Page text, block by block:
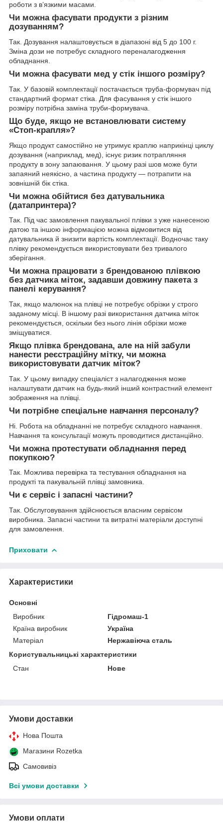
роботи з в’язкими масами.
Чи можна фасувати продукти з різним
дозуванням?
Так. Дозування налаштовується в діапазоні від 5 до 100 г.
Зміна дози не потребує складного переналагодження
обладнання.
Чи можна фасувати мед у стік іншого розміру?
Так. У базовій комплектації постачається труба-формувач під
стандартний формат стіка. Для фасування у стік іншого
розміру потрібна заміна труби-формувача.
Що буде, якщо не встановлювати систему
«Стоп-крапля»?
Якщо продукт самостійно не утримує краплю наприкінці циклу
дозування (наприклад, мед), існує ризик потрапляння
продукту в зону запаювання. У цьому разі шов може бути
запаяний неякісно, а частина продукту — потрапити на
зовнішній бік стіка.
Чи можна обійтися без датувальника
(датапринтера)?
Так. Під час замовлення пакувальної плівки з уже нанесеною
датою та іншою інформацією можна відмовитися від
датувальника й знизити вартість комплектації. Водночас таку
плівку рекомендується використовувати без тривалого
зберігання.
Чи можна працювати з брендованою плівкою
без датчика міток, задавши довжину пакета з
панелі керування?
Так, якщо малюнок на плівці не потребує обрізки у строго
заданому місці. В іншому разі використання датчика міток
рекомендується, оскільки без нього лінія обрізки може
зміщуватися.
Якщо плівка брендована, але на ній забули
нанести реєстраційну мітку, чи можна
використовувати датчик міток?
Так. У цьому випадку спеціаліст з налагодження може
налаштувати датчик на будь-який інший контрастний елемент
зображення на плівці.
Чи потрібне спеціальне навчання персоналу?
Ні. Робота на обладнанні не потребує складного навчання.
Навчання та консультації можуть проводитися дистанційно.
Чи можна протестувати обладнання перед
покупкою?
Так. Можлива перевірка та тестування обладнання на
продукті та пакувальній плівці замовника.
Чи є сервіс і запасні частини?
Так. Обслуговування здійснюється власним сервісом
виробника. Запасні частини та витратні матеріали доступні
для замовлення.
Приховати
Характеристики
Основні
Виробник
Гідромаш-1
Країна виробник
Україна
Матеріал
Нержавіюча сталь
Користувальницькі характеристики
Стан
Нове
Умови доставки
Нова Пошта
Магазини Rozetka
Самовивіз
Всі умови доставки
Умови оплати